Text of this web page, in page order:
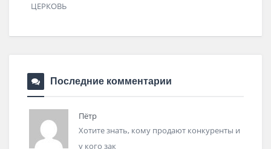
Последние комментарии
Пётр
Хотите знать, кому продают конкуренты и
у кого зак